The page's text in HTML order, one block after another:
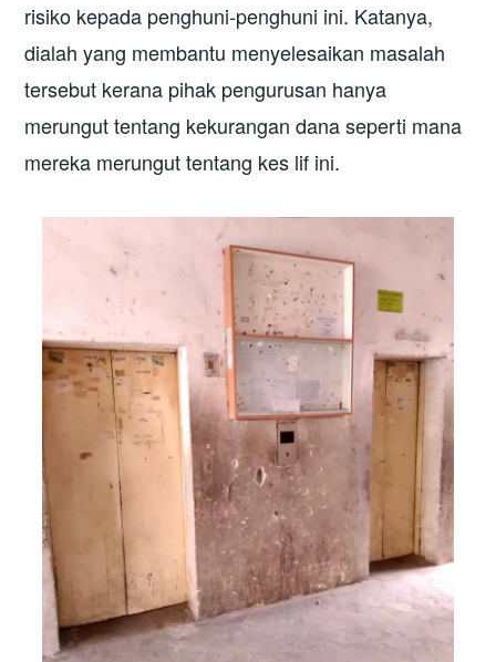
risiko kepada penghuni-penghuni ini. Katanya,
dialah yang membantu menyelesaikan masalah
tersebut kerana pihak pengurusan hanya
merungut tentang kekurangan dana seperti mana
mereka merungut tentang kes lif ini.